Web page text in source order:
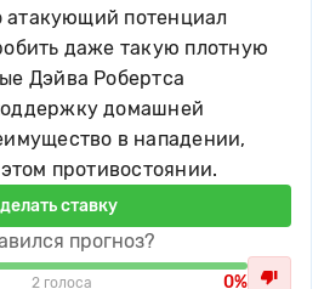
атакующий потенциал
даже такую плотную
Дэйва Робертса
домашней
в нападении,
противостоянии.
ставку
прогноз?
2 голоса 0%